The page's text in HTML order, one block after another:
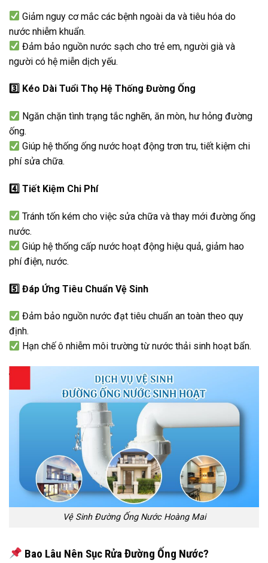
Giảm nguy cơ mắc các bệnh ngoài da và tiêu hóa do
nước nhiễm khuẩn.
Đảm bảo nguồn nước sạch cho trẻ em, người già và
người có hệ miễn dịch yếu.
3️ Kéo Dài Tuổi Thọ Hệ Thống Đường Ống
Ngăn chặn tình trạng tắc nghẽn, ăn mòn, hư hỏng đường
ống.
Giúp hệ thống ống nước hoạt động trơn tru, tiết kiệm chi
phí sửa chữa.
4️ Tiết Kiệm Chi Phí
Tránh tốn kém cho việc sửa chữa và thay mới đường ống
nước.
Giúp hệ thống cấp nước hoạt động hiệu quả, giảm hao
phí điện, nước.
5️ Đáp Ứng Tiêu Chuẩn Vệ Sinh
Đảm bảo nguồn nước đạt tiêu chuẩn an toàn theo quy
định.
Hạn chế ô nhiễm môi trường từ nước thải sinh hoạt bẩn.
Vệ Sinh Đường Ống Nước Hoàng Mai
Bao Lâu Nên Sục Rửa Đường Ống Nước?